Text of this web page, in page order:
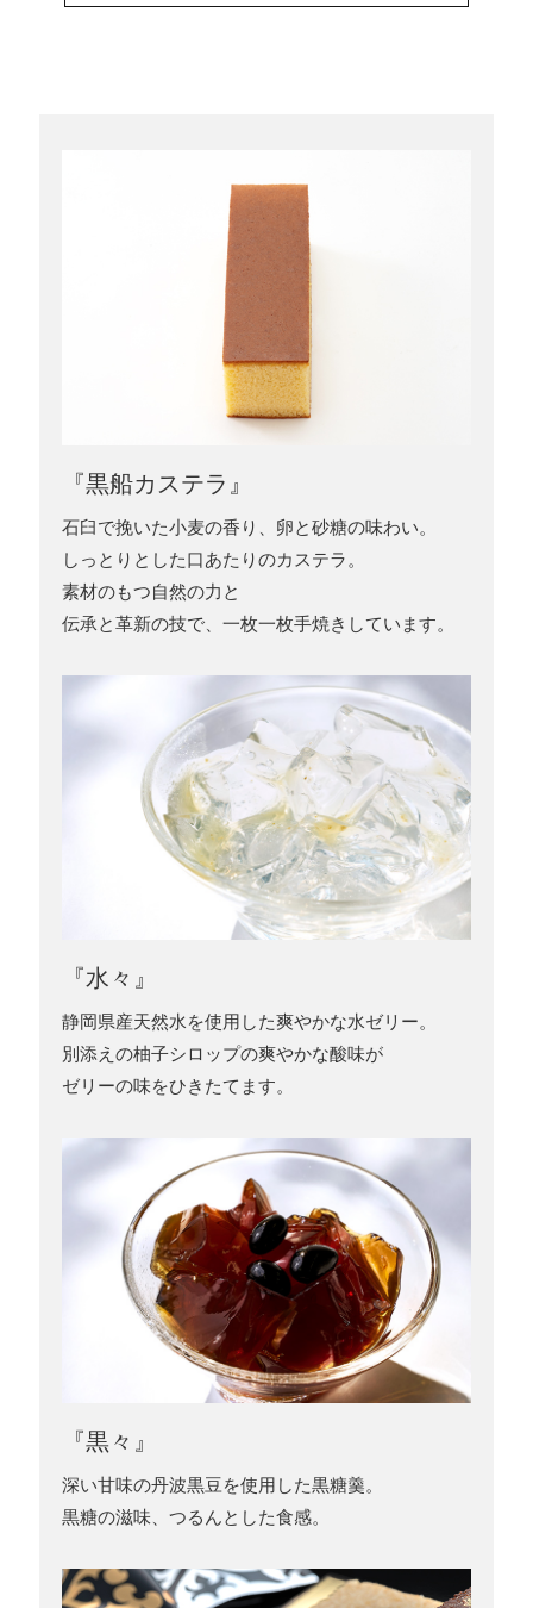
『黒船カステラ』
石臼で挽いた小麦の香り、卵と砂糖の味わい。
しっとりとした口あたりのカステラ。
素材のもつ自然の力と
伝承と革新の技で、一枚一枚手焼きしています。
『水々』
静岡県産天然水を使用した爽やかな水ゼリー。
別添えの柚子シロップの爽やかな酸味が
ゼリーの味をひきたてます。
『黒々』
深い甘味の丹波黒豆を使用した黒糖羹。
黒糖の滋味、つるんとした食感。